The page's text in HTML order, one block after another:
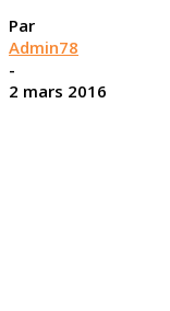
Par
Admin78
-
2 mars 2016